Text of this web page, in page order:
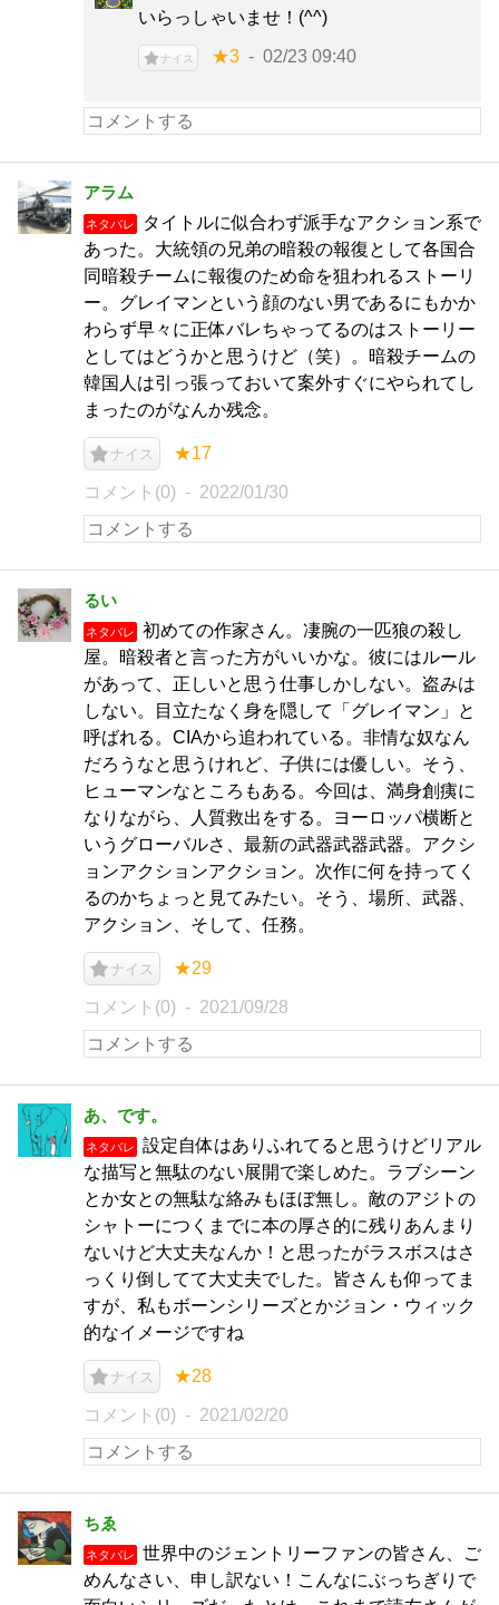
いらっしゃいませ！(^^)
ナイス ★3 02/23 09:40
アラム
ネタバレ
タイトルに似合わず派手なアクション系で
あった。大統領の兄弟の暗殺の報復として各国合
同暗殺チームに報復のため命を狙われるストーリ
ー。グレイマンという顔のない男であるにもかか
わらず早々に正体バレちゃってるのはストーリー
としてはどうかと思うけど（笑）。暗殺チームの
韓国人は引っ張っておいて案外すぐにやられてし
まったのがなんか残念。
ナイス ★17
コメント(0) 2022/01/30
るい
ネタバレ
初めての作家さん。凄腕の一匹狼の殺し
屋。暗殺者と言った方がいいかな。彼にはルール
があって、正しいと思う仕事しかしない。盗みは
しない。目立たなく身を隠して「グレイマン」と
呼ばれる。CIAから追われている。非情な奴なん
だろうなと思うけれど、子供には優しい。そう、
ヒューマンなところもある。今回は、満身創痍に
なりながら、人質救出をする。ヨーロッパ横断と
いうグローバルさ、最新の武器武器武器。アクシ
ョンアクションアクション。次作に何を持ってく
るのかちょっと見てみたい。そう、場所、武器、
アクション、そして、任務。
ナイス ★29
コメント(0) 2021/09/28
あ、です。
ネタバレ
設定自体はありふれてると思うけどリアル
な描写と無駄のない展開で楽しめた。ラブシーン
とか女との無駄な絡みもほぼ無し。敵のアジトの
シャトーにつくまでに本の厚さ的に残りあんまり
ないけど大丈夫なんか！と思ったがラスボスはさ
っくり倒してて大丈夫でした。皆さんも仰ってま
すが、私もボーンシリーズとかジョン・ウィック
的なイメージですね
ナイス ★28
コメント(0) 2021/02/20
ちゑ
ネタバレ
世界中のジェントリーファンの皆さん、ご
めんなさい、申し訳ない！こんなにぶっちぎりで